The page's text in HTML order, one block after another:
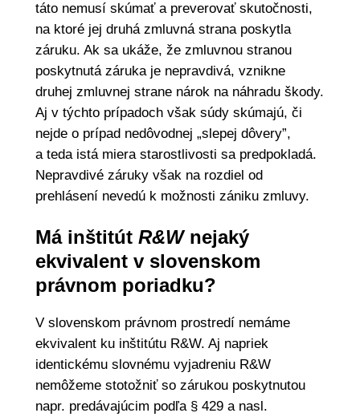
táto nemusí skúmať a preverovať skutočnosti,
na ktoré jej druhá zmluvná strana poskytla
záruku. Ak sa ukáže, že zmluvnou stranou
poskytnutá záruka je nepravdivá, vznikne
druhej zmluvnej strane nárok na náhradu škody.
Aj v týchto prípadoch však súdy skúmajú, či
nejde o prípad nedôvodnej „slepej dôvery”,
a teda istá miera starostlivosti sa predpokladá.
Nepravdivé záruky však na rozdiel od
prehlásení nevedú k možnosti zániku zmluvy.
Má inštitút R&Wnejaký
ekvivalent v slovenskom
právnom poriadku?
V slovenskom právnom prostredí nemáme
ekvivalent ku inštitútu R&W. Aj napriek
identickému slovnému vyjadreniu R&W
nemôžeme stotožniť so zárukou poskytnutou
napr. predávajúcim podľa § 429 a nasl.